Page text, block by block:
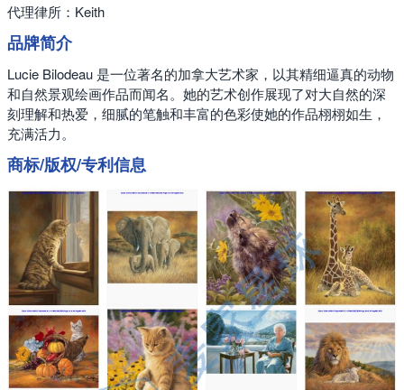
代理律所：Keith
品牌简介
Lucie Bilodeau 是一位著名的加拿大艺术家，以其精细逼真的动物
和自然景观绘画作品而闻名。她的艺术创作展现了对大自然的深
刻理解和热爱，细腻的笔触和丰富的色彩使她的作品栩栩如生，
充满活力。
商标/版权/专利信息